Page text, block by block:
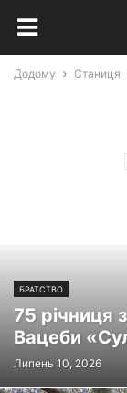
Додому Станиця
БРАТСТВО
75 річниця
Вацеби
Липень 10, 2026